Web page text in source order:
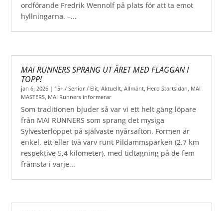
ordförande Fredrik Wennolf på plats för att ta emot
hyllningarna. –...
MAI RUNNERS SPRANG UT ÅRET MED FLAGGAN I
TOPP!
jan 6, 2026 | 15+ / Senior / Elit ,Aktuellt ,Allmänt Hero Startsidan MAI
MASTERS MAI Runners informerar
Som traditionen bjuder så var vi ett helt gäng löpare
från MAI RUNNERS som sprang det mysiga
Sylvesterloppet på självaste nyårsafton. Formen är
enkel, ett eller två varv runt Pildammsparken (2,7 km
respektive 5,4 kilometer), med tidtagning på de fem
främsta i varje...